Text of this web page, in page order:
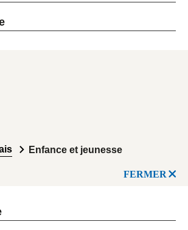
Enfance et jeunesse
FERMER